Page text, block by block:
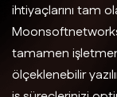
ihtiyaçlarını tam
tamamen
ölçeklenebilir